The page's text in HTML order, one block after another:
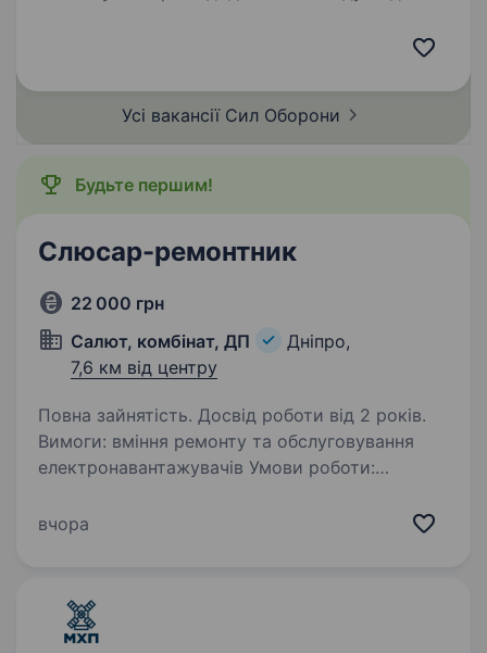
та безпечного пересування…
Усі вакансії Сил Оборони
Будьте першим!
Слюсар-ремонтник
22 000 грн
Салют, комбінат, ДП
Дніпро,
7,6 км від центру
Повна зайнятість. Досвід роботи від 2 років.
Вимоги: вміння ремонту та обслуговування
електронавантажувачів Умови роботи:
неділя вихідні, робота у приміщенні
вчора